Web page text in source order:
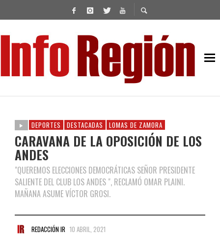
DEPORTES DESTACADAS LOMAS DE ZAMORA
CARAVANA DE LA OPOSICIÓN DE LOS
ANDES
"QUEREMOS ELECCIONES DEMOCRÁTICAS SEÑOR PRESIDENTE
SALIENTE DEL CLUB LOS ANDES ", RECLAMÓ OMAR PLAINI.
MAÑANA ASUME VÍCTOR GROSI.
REDACCIÓN IR 10 ABRIL, 2021